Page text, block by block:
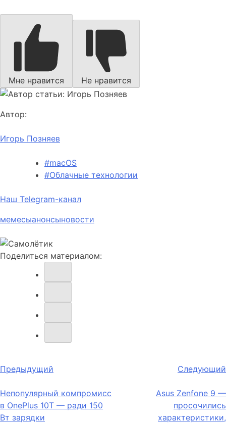
Мне нравится Не нравится
Автор:
Игорь Позняев
#macOS
#Облачные технологии
Наш Telegram-канал
мемесыанонсыновости
Поделиться материалом:
Навигация
записям
Предыдущий
Непопулярный компромисс
в OnePlus 10T — ради 150
Вт зарядки
Следующий
Asus Zenfone 9 —
просочились
характеристики,